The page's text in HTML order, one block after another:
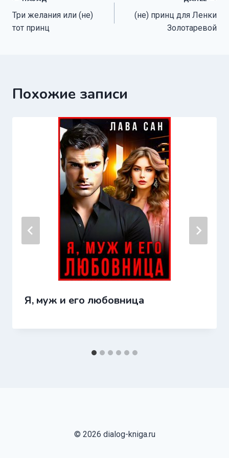
по
Три желания или (не)
тот принц
(не) принц для Ленки
Золотаревой
Похожие записи
Я, муж и его любовница
© 2026 dialog-kniga.ru